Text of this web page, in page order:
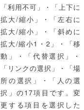
「利用不可」・「上下に
拡大/縮小」・「左右に
拡大/縮小」・「斜めに
拡大/縮小1・2」・「移
動」・「代替選択」・
「リンクの選択」・「場
所の選択」・「人の選
択」の17項目です。変
更する項目を選択した